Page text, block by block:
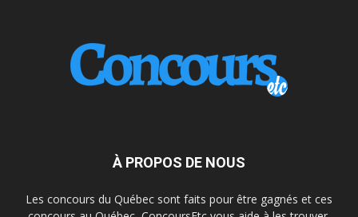
À PROPOS DE NOUS
Les concours du Québec sont faits pour être gagnés et ces